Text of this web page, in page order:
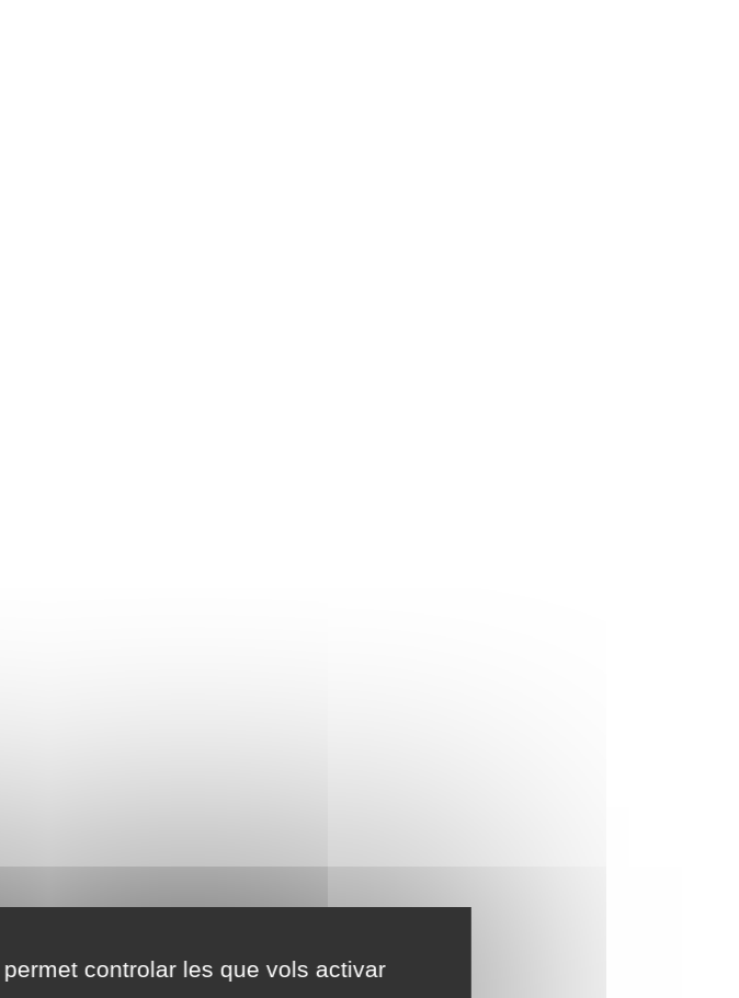
controlar les que vols activar